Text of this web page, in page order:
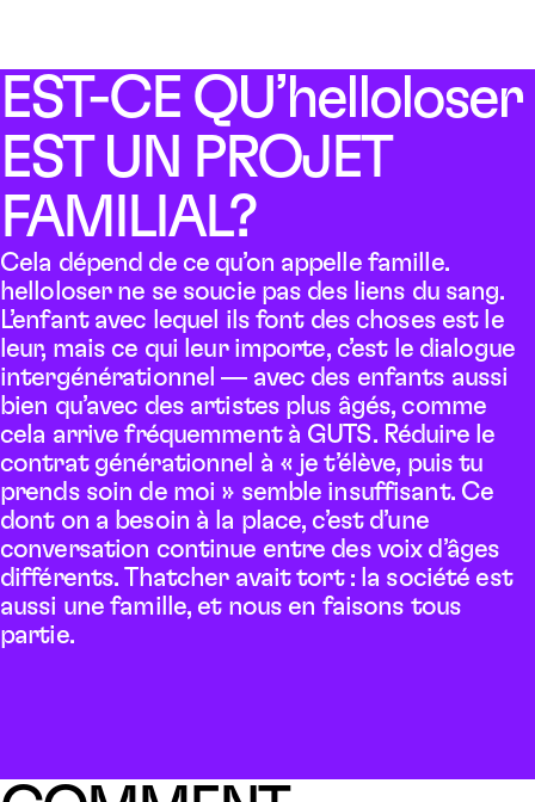
EST-CE QU’helloloser
EST UN PROJET
FAMILIAL?
Cela dépend de ce qu’on appelle famille.
helloloser ne se soucie pas des liens du sang.
L’enfant avec lequel ils font des choses est le
leur, mais ce qui leur importe, c’est le dialogue
intergénérationnel — avec des enfants aussi
bien qu’avec des artistes plus âgés, comme
cela arrive fréquemment à GUTS. Réduire le
contrat générationnel à « je t’élève, puis tu
prends soin de moi » semble insuffisant. Ce
dont on a besoin à la place, c’est d’une
conversation continue entre des voix d’âges
différents. Thatcher avait tort : la société est
aussi une famille, et nous en faisons tous
partie.